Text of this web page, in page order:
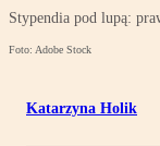
Stypendia pod lupą:
Foto: Adobe Stock
Katarzyna Holik